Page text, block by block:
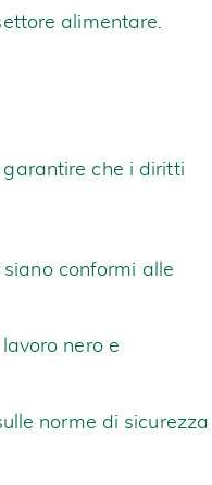
alimentare.
garantire che i diritti
conformi alle
nero e
norme di sicurezza